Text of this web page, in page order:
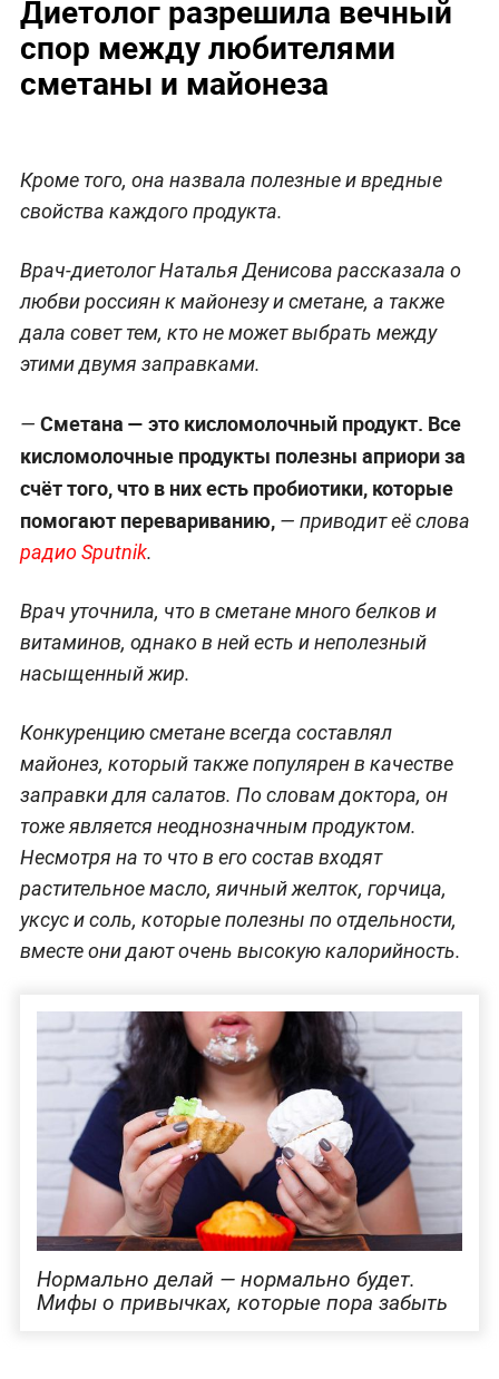
Диетолог разрешила вечный
спор между любителями
сметаны и майонеза
Кроме того, она назвала полезные и вредные
свойства каждого продукта.
Врач-диетолог Наталья Денисова рассказала о
любви россиян к майонезу и сметане, а также
дала совет тем, кто не может выбрать между
этими двумя заправками.
— Сметана — это кисломолочный продукт. Все
кисломолочные продукты полезны априори за
счёт того, что в них есть пробиотики, которые
помогают перевариванию,— приводит её слова
радио Sputnik.
Врач уточнила, что в сметане много белков и
витаминов, однако в ней есть и неполезный
насыщенный жир.
Конкуренцию сметане всегда составлял
майонез, который также популярен в качестве
заправки для салатов. По словам доктора, он
тоже является неоднозначным продуктом.
Несмотря на то что в его состав входят
растительное масло, яичный желток, горчица,
уксус и соль, которые полезны по отдельности,
вместе они дают очень высокую калорийность.
Нормально делай — нормально будет.
Мифы о привычках, которые пора забыть